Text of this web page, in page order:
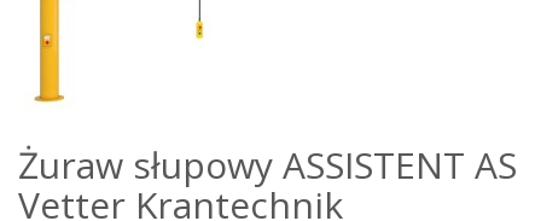
Żuraw słupowy ASSISTENT AS
Vetter Krantechnik